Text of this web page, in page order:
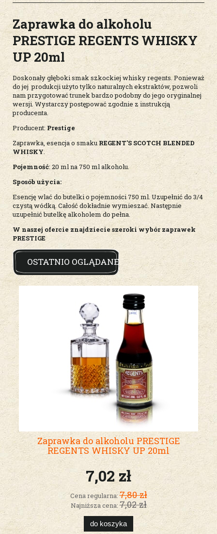
Zaprawka do alkoholu
PRESTIGE REGENTS WHISKY
UP 20ml
Doskonały głęboki smak szkockiej whisky regents. Ponieważ
do jej produkcji użyto tylko naturalnych ekstraktów, pozwoli
nam przygotować trunek bardzo podobny do jego oryginalnej
wersji. Wystarczy postępować zgodnie z instrukcją
producenta.
Producent: Prestige
Zaprawka, esencja o smaku REGENT'S SCOTCH BLENDED
WHISKY.
Pojemność: 20 ml na 750 ml alkoholu.
Sposób użycia:
Esencję wlać do butelki o pojemności 750 ml. Uzupełnić do 3/4
czystą wódką. Całość dokładnie wymieszać. Następnie
uzupełnić butelkę alkoholem do pełna.
W naszej ofercie znajdziecie szeroki wybór zaprawek
PRESTIGE
OSTATNIO OGLĄDANE
Zaprawka do alkoholu PRESTIGE
REGENTS WHISKY UP 20ml
7,02 zł
Cena regularna:7,80 zł
Najniższa cena:7,02 zł
do koszyka